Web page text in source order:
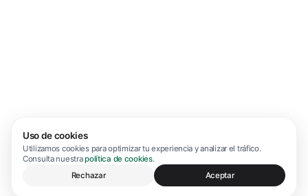
Uso de cookies
Utilizamos cookies para optimizar tu experiencia y analizar el tráfico.
Consulta nuestrapolítica de cookies.
Rechazar
Aceptar